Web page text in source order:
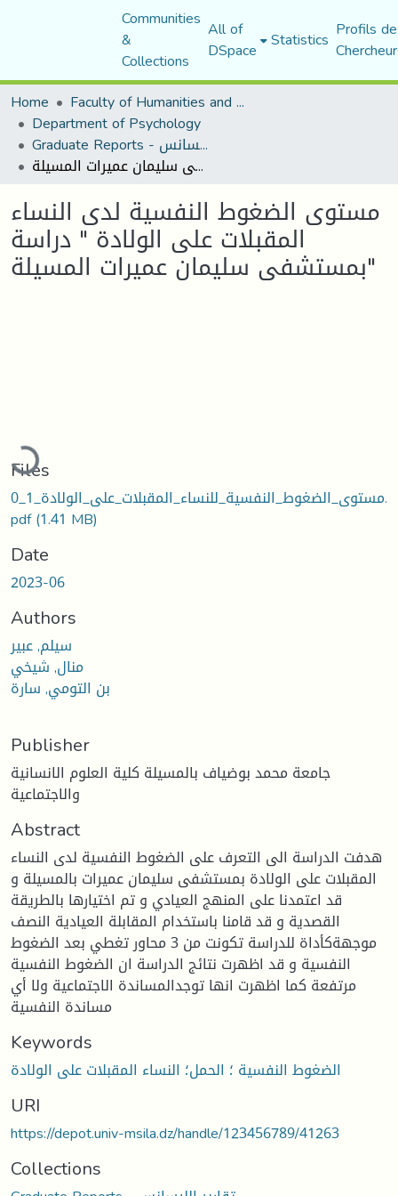
Communities
&
Collections
All of
DSpace Statistics Profils
Home
Faculty of Humanities and Social Sciences
Department of Psychology
Graduate Reports - تقارير الليسانس
مستوى الضغوط النفسية لدى النساء المقبلات على الولادة " دراسة بمستشفى سليمان عميرات المسيلة"
مستوى الضغوط النفسية لدى النساء
المقبلات على الولادة " دراسة
بمستشفى سليمان عميرات المسيلة"
Loading...
Files
0_مستوى_الضغوط_النفسية_للنساء_المقبلات_على_الولادة_1.
pdf(1.41 MB)
Date
2023-06
Authors
سيلم, عبير
منال, شيخي
بن التومي, سارة
Publisher
جامعة محمد بوضياف بالمسيلة كلية العلوم الانسانية
والاجتماعية
Abstract
هدفت الدراسة الى التعرف على الضغوط النفسية لدى النساء
المقبلات على الولادة بمستشفى سليمان عميرات بالمسيلة و
قد اعتمدنا على المنهج العيادي و تم اختيارها بالطريقة
القصدية و قد قامنا باستخدام المقابلة العيادية النصف
موجهةكأداة للدراسة تكونت من 3 محاور تغطي بعد الضغوط
النفسية و قد اظهرت نتائج الدراسة ان الضغوط النفسية
مرتفعة كما اظهرت انها توجدالمساندة الاجتماعية ولا أي
مساندة النفسية
Keywords
الضغوط النفسية ؛ الحمل؛ النساء المقبلات على الولادة
URI
https://depot.univ-msila.dz/handle/123456789/41263
Collections